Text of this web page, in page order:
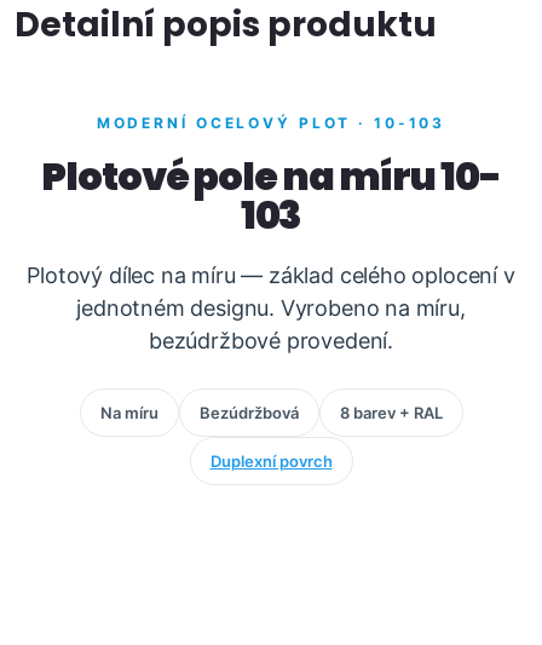
Detailní popis produktu
MODERNÍ OCELOVÝ PLOT · 10-103
Plotové pole na míru 10-
103
Plotový dílec na míru — základ celého oplocení v
jednotném designu. Vyrobeno na míru,
bezúdržbové provedení.
Na míru Bezúdržbová 8 barev + RAL
Duplexní povrch